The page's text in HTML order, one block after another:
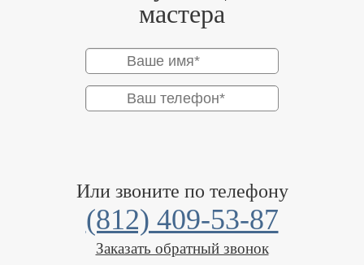
мастера
Или звоните по телефону
(812) 409-53-87
Заказать обратный звонок